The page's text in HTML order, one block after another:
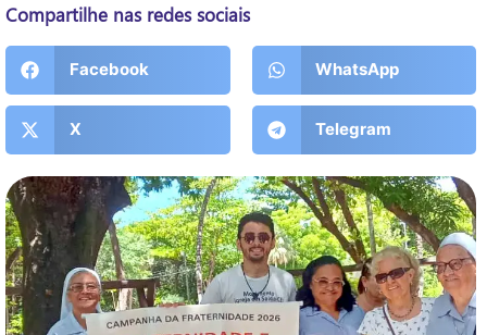
Compartilhe nas redes sociais
Facebook WhatsApp
X Telegram